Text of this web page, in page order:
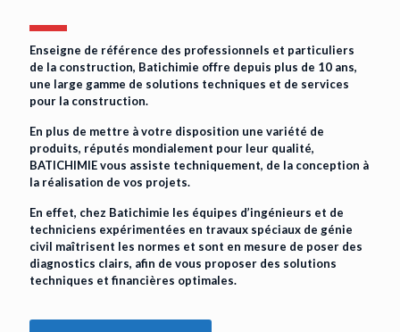
Enseigne de référence des professionnels et particuliers
de la construction, Batichimie offre depuis plus de 10 ans,
une large gamme de solutions techniques et de services
pour la construction.
En plus de mettre à votre disposition une variété de
produits, réputés mondialement pour leur qualité,
BATICHIMIE vous assiste techniquement, de la conception à
la réalisation de vos projets.
En effet, chez Batichimie les équipes d’ingénieurs et de
techniciens expérimentées en travaux spéciaux de génie
civil maîtrisent les normes et sont en mesure de poser des
diagnostics clairs, afin de vous proposer des solutions
techniques et financières optimales.